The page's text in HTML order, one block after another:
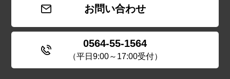
お問い合わせ
0564-55-1564
（平日9:00～17:00受付）